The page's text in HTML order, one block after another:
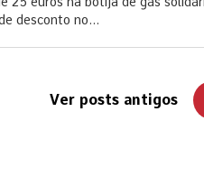
desconto no...
Ver posts antigos